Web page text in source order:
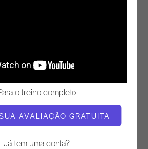
o treino completo
AVALIAÇÃO GRATUITA
Já tem uma conta?
SEMELHANTES PARA
que poderá gostar